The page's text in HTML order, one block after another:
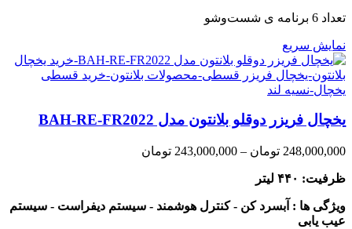
تعداد 6 برنامه ی شست‌وشو
نمایش سریع
یخچال فریزر دوقلو بلانتون مدل BAH-RE-FR2022
248,000,000 تومان –
243,000,000 تومان
248,000,000 تومان
ظرفیت: ۴۴۰ لیتر
ویژگی ها : آبسرد کن - کنترل هوشمند - سیستم دیفراست - سیستم
عیب یابی